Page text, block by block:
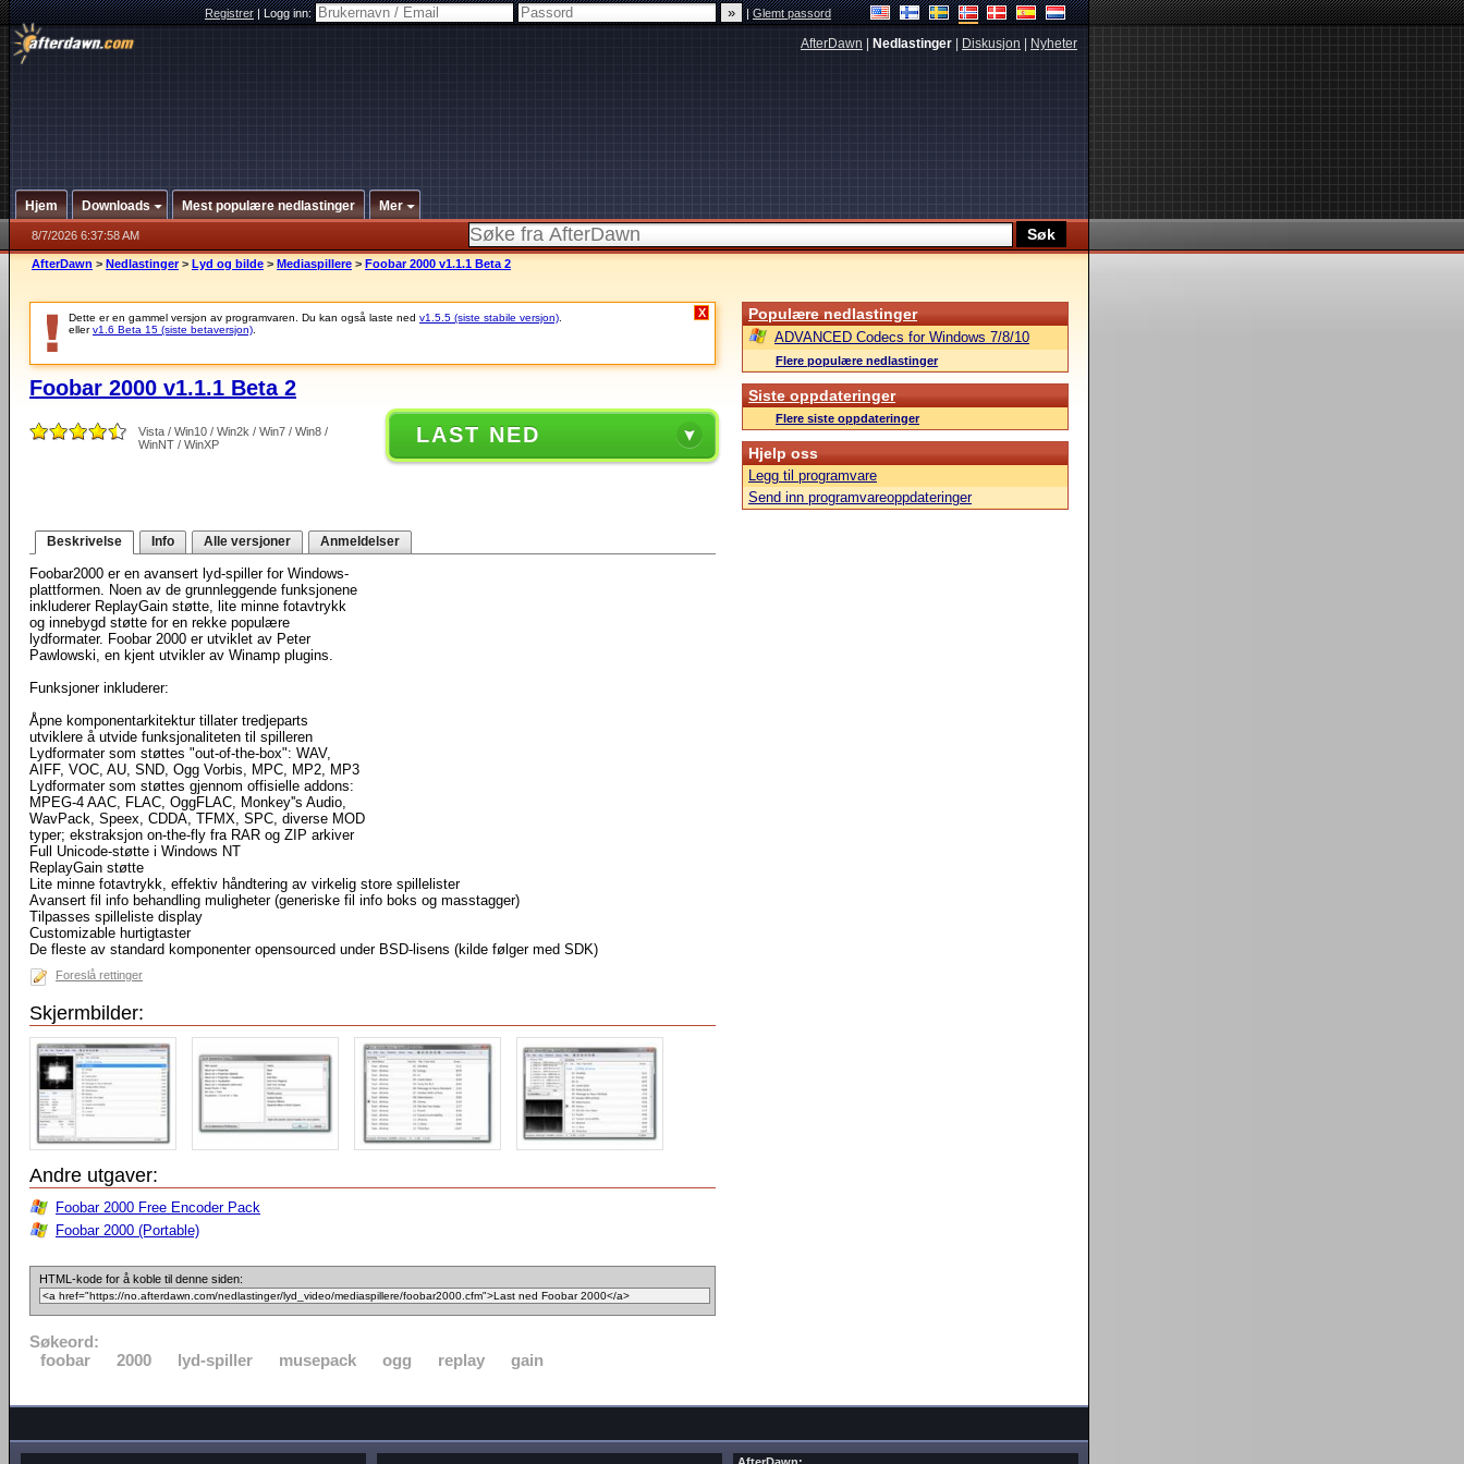
Registrer|Logg inn: |Glemt passord
AfterDawn Nedlastinger Diskusjon Nyheter
Hjem Downloads Mest populære nedlastinger Mer
8/7/2026 6:37:58 AM
AfterDawn > Nedlastinger > Lyd og bilde > Mediaspillere > Foobar 2000 v1.1.1 Beta 2
Dette er en gammel versjon av programvaren. Du kan også laste ned v1.5.5 (siste stabile versjon)
ellerv1.6 Beta 15 (siste betaversjon)
X
Foobar 2000 v1.1.1 Beta 2
Vista / Win10 / Win2k / Win7 / Win8 /
WinNT / WinXP
LAST NED
Beskrivelse Info Alle versjoner Anmeldelser
Foobar2000 er en avansert lyd-spiller for Windows-
plattformen. Noen av de grunnleggende funksjonene
inkluderer ReplayGain støtte, lite minne fotavtrykk
og innebygd støtte for en rekke populære
lydformater. Foobar 2000 er utviklet av Peter
Pawlowski, en kjent utvikler av Winamp plugins.
Funksjoner inkluderer:
Åpne komponentarkitektur tillater tredjeparts
utviklere å utvide funksjonaliteten til spilleren
Lydformater som støttes "out-of-the-box": WAV,
AIFF, VOC, AU, SND, Ogg Vorbis, MPC, MP2, MP3
Lydformater som støttes gjennom offisielle addons:
MPEG-4 AAC, FLAC, OggFLAC, Monkey''s Audio,
WavPack, Speex, CDDA, TFMX, SPC, diverse MOD
typer; ekstraksjon on-the-fly fra RAR og ZIP arkiver
Full Unicode-støtte i Windows NT
ReplayGain støtte
Lite minne fotavtrykk, effektiv håndtering av virkelig store spillelister
Avansert fil info behandling muligheter (generiske fil info boks og masstagger)
Tilpasses spilleliste display
Customizable hurtigtaster
De fleste av standard komponenter opensourced under BSD-lisens (kilde følger med SDK)
Foreslå rettinger
Skjermbilder:
Andre utgaver:
Foobar 2000 Free Encoder Pack
Foobar 2000 (Portable)
HTML-kode for å koble til denne siden:
Søkeord:
foobar
2000 lyd-spiller musepack ogg replay gain
Populære nedlastinger
ADVANCED Codecs for Windows 7/8/10
Flere populære nedlastinger
Siste oppdateringer
Flere siste oppdateringer
Hjelp oss
Legg til programvare
Send inn programvareoppdateringer